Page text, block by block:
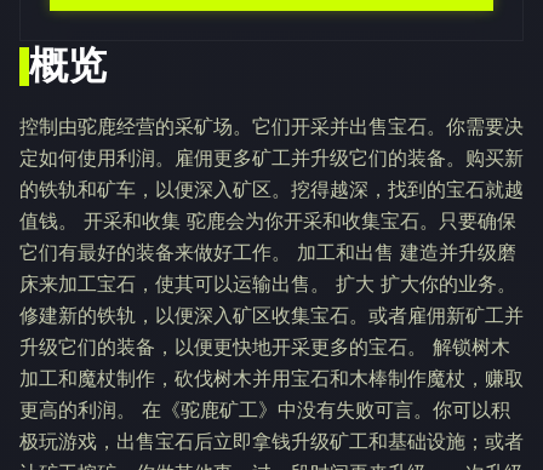
概览
控制由驼鹿经营的采矿场。它们开采并出售宝石。你需要决
定如何使用利润。雇佣更多矿工并升级它们的装备。购买新
的铁轨和矿车，以便深入矿区。挖得越深，找到的宝石就越
值钱。 开采和收集 驼鹿会为你开采和收集宝石。只要确保
它们有最好的装备来做好工作。 加工和出售 建造并升级磨
床来加工宝石，使其可以运输出售。 扩大 扩大你的业务。
修建新的铁轨，以便深入矿区收集宝石。或者雇佣新矿工并
升级它们的装备，以便更快地开采更多的宝石。 解锁树木
加工和魔杖制作，砍伐树木并用宝石和木棒制作魔杖，赚取
更高的利润。 在《驼鹿矿工》中没有失败可言。你可以积
极玩游戏，出售宝石后立即拿钱升级矿工和基础设施；或者